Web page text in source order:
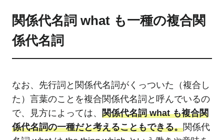
関係代名詞 what も一種の複合関
係代名詞
なお、先行詞と関係代名詞がくっついた（複合し
た）言葉のことを複合関係代名詞と呼んでいるの
で、見方によっては、 関係代名詞 what も複合関
係代名詞の一種だと考えることもできる。関係代